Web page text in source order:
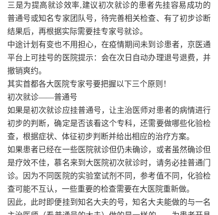
三是为提高就诊效率,建议初次就诊的患者先挂容易成功的
普通号或知名专家团队号，待完善相关检查、有了初步诊断
结果后，再根据实际需要挂专家号就诊。
中途计划有变也不用担心，在疫情期间未到诊患者，京医通
平台上可挂号的医院提示：会在次日自动办理退号退费，并
撤销爽约。
其实首都各大医院专家号要把握以下三个原则！
初次就诊——普通号
如果是初次就诊应挂普通号，让主治医师对患者的病情进行
初步的判断，确定是否该看这个专科，还需要做哪些化验检
查，根据症状、体征初步判断并给出相应的治疗方案。
如果患者已经在一些医院就诊但仍未确诊，或者虽然确诊但
是疗效不佳，慕名来到大医院初次就诊时，请务必挂普通门
诊。因为不同医院的实验室试剂不同，参考值不同，化验检
查可能不互认，一些重要的检查需要在大医院重新做。
因此，此时即便挂到知名大夫的号，知名大夫能做的与一名